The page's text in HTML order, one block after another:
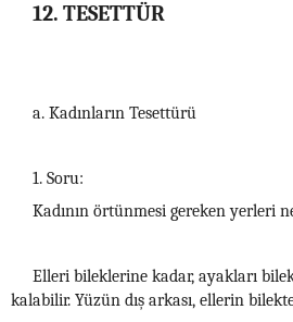
12. TESETTÜR
a. Kadınların Tesettürü
1. Soru:
Kadının örtünmesi gereken yerleri
Elleri bileklerine kadar, ayakları
kalabilir. Yüzün dış arkası, ellerin